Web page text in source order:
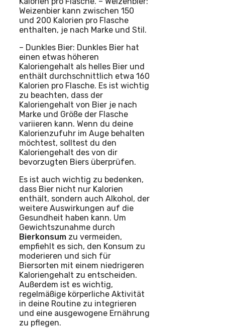
Weizenbier kann zwischen 150
und 200 Kalorien pro Flasche
enthalten, je nach Marke und Stil.
– Dunkles Bier: Dunkles Bier hat
einen etwas höheren
Kaloriengehalt als helles Bier und
enthält durchschnittlich etwa 160
Kalorien pro Flasche. Es ist wichtig
zu beachten, dass der
Kaloriengehalt von Bier je nach
Marke und Größe der Flasche
variieren kann. Wenn du deine
Kalorienzufuhr im Auge behalten
möchtest, solltest du den
Kaloriengehalt des von dir
bevorzugten Biers überprüfen.
Es ist auch wichtig zu bedenken,
dass Bier nicht nur Kalorien
enthält, sondern auch Alkohol, der
weitere Auswirkungen auf die
Gesundheit haben kann. Um
Gewichtszunahme durch
Bierkonsum zu vermeiden,
empfiehlt es sich, den Konsum zu
moderieren und sich für
Biersorten mit einem niedrigeren
Kaloriengehalt zu entscheiden.
Außerdem ist es wichtig,
regelmäßige körperliche Aktivität
in deine Routine zu integrieren
und eine ausgewogene Ernährung
zu pflegen.